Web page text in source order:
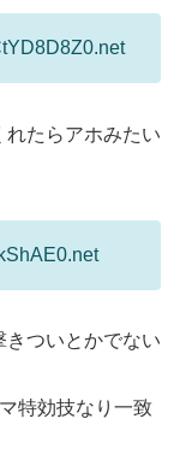
たらアホみたい
ついとかでない
特効技なり一致